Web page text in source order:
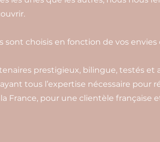
sont choisis en fonction de vos envies
prestigieux, bilingue, testés et
tous l’expertise nécessaire pour
France, pour une clientèle française